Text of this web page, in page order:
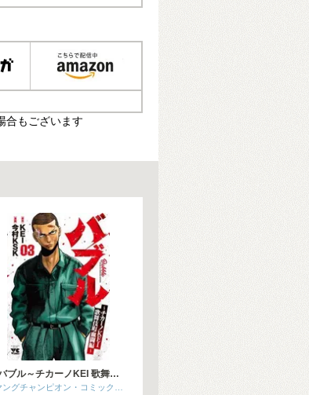
合もございます
ブル～チカーノKEI 歌舞…
ングチャンピオン・コミック…